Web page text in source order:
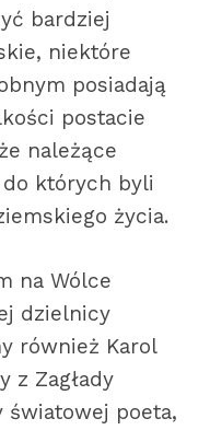
bardziej
niektóre
posiadają
postacie
należące
których byli
życia.
na Wólce
dzielnicy
również Karol
z Zagłady
światowej poeta,